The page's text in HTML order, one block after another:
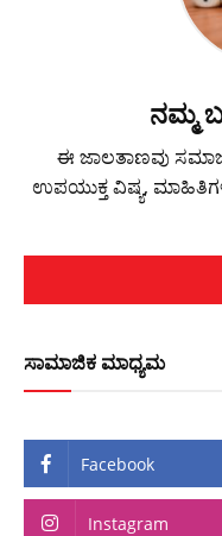
ನಮ್ಮ
ಈ ಜಾಲತಾಣವು
ಉಪಯುಕ್ತ ವಿಷ್ಯ,
ಸಾಮಾಜಿಕ ಮಾಧ್ಯಮ
Facebook
Instagram